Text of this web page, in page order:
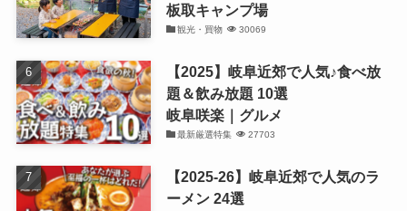
板取キャンプ場
観光・買物 30069
【2025】岐阜近郊で人気♪食べ放
題＆飲み放題 10選
岐阜咲楽｜グルメ
最新厳選特集 27703
【2025-26】岐阜近郊で人気のラ
ーメン 24選